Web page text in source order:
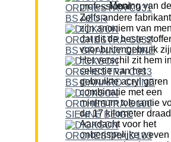
Mening van de professional:
Zelfs andere
zijn anoniem van
dat dit de beste
voor buitengebruik
Het verschil zit hem
selectie van het
gebruikte acryl garen
combinatie met een
minimum tolerantie
de 17 kilometer
Aandacht voor het
onberispelijke weven